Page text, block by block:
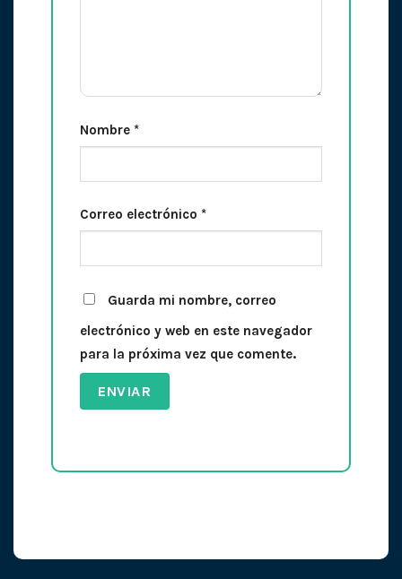
Nombre *
Correo electrónico *
Guarda mi nombre, correo
electrónico y web en este navegador
para la próxima vez que comente.